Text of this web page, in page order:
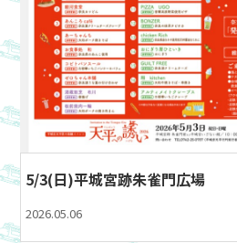
5/3(日)平城宮跡朱雀門広場
2026.05.06